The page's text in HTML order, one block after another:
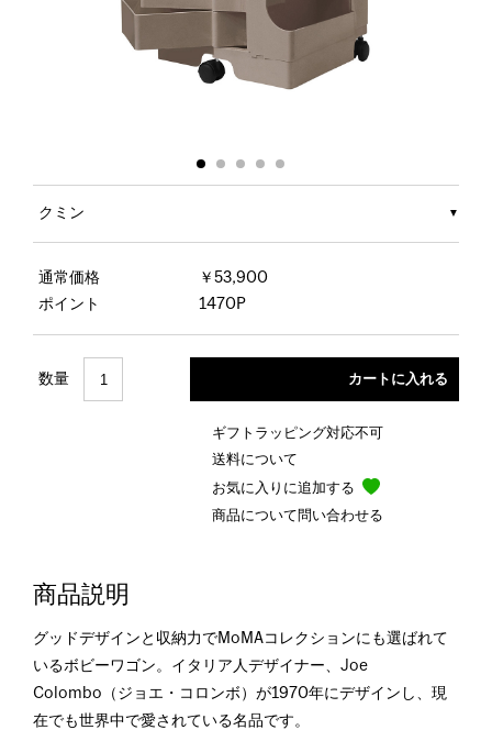
クミン
通常価格
￥53,900
ポイント
1470P
数量
ギフトラッピング対応不可
送料について
お気に入りに追加する
商品について問い合わせる
商品説明
グッドデザインと収納力でMoMAコレクションにも選ばれて
いるボビーワゴン。イタリア人デザイナー、Joe
Colombo（ジョエ・コロンボ）が1970年にデザインし、現
在でも世界中で愛されている名品です。